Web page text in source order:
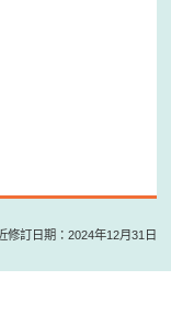
修訂日期：2024年12月31日